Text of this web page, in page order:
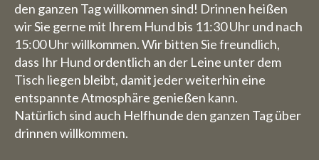
den ganzen Tag willkommen sind! Drinnen heißen
wir Sie gerne mit Ihrem Hund bis 11:30 Uhr und nach
15:00 Uhr willkommen. Wir bitten Sie freundlich,
dass Ihr Hund ordentlich an der Leine unter dem
Tisch liegen bleibt, damit jeder weiterhin eine
entspannte Atmosphäre genießen kann.
Natürlich sind auch Helfhunde den ganzen Tag über
drinnen willkommen.